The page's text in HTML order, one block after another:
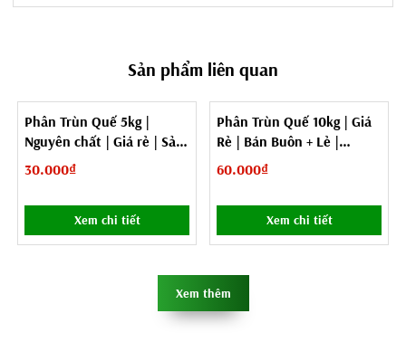
6. Tại sao phân trùn quế Sông Hồng lại rẻ hơn?
Là đơn vị cung cấp tại chỗ, nguồn nguyên liệu tại Miền Bắc nên
giá thành rẻ hơn;
- Vận chuyển vào giao hàng linh hoạt, nhanh chóng, giá thành sẽ
Sản phẩm liên quan
Phân Trùn Quế 5kg |
Nguyên chất | Giá rẻ | Sản
Phẩm Bán Chạy Nhất
30.000₫
Xem chi tiết
Phân Trùn Quế 10kg | Giá
Rẻ | Bán Buôn + Lẻ |
Nguyên Chất
60.000₫
Xem chi tiết
Xem thêm